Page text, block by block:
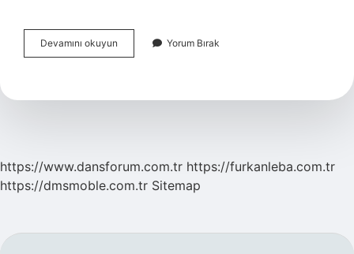
Devamını okuyun
Hukuk
Yorum Bırak
https://www.dansforum.com.tr https://furkanleba.com.tr
https://dmsmoble.com.tr Sitemap